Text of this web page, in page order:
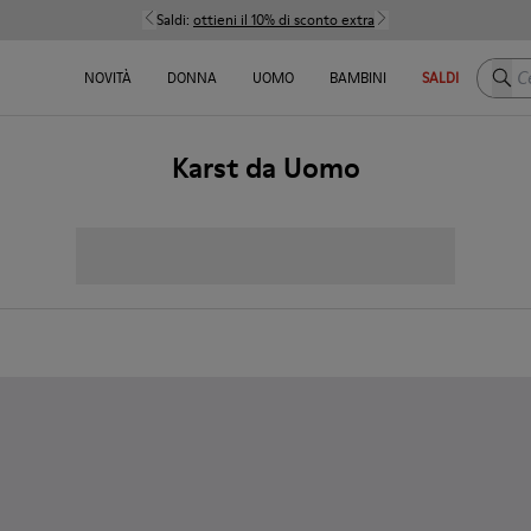
Saldi: ottieni il 10% di sconto extra
NOVITÀ DONNA UOMO BAMBINI SALDI
Karst da Uomo